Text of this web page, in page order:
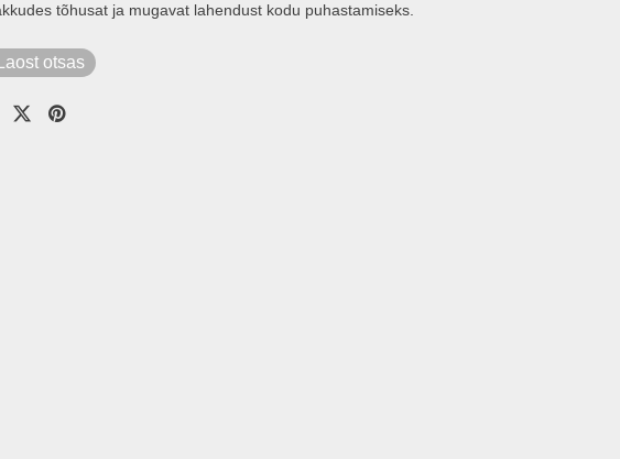
tõhusat ja mugavat lahendust kodu puhastamiseks.
Laost otsas